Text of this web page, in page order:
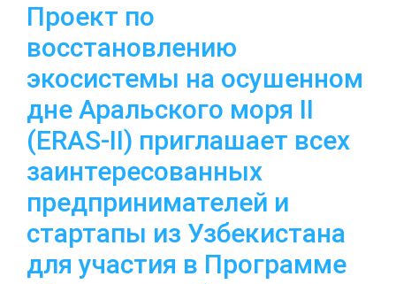
Проект по
восстановлению
экосистемы на осушенном
дне Аральского моря II
(ERAS-II) приглашает всех
заинтересованных
предпринимателей и
стартапы из Узбекистана
для участия в Программе